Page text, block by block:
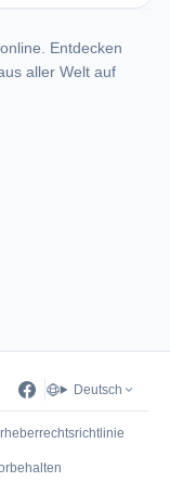
Entdecken
aller Welt auf
Deutsch
neuem Tab)